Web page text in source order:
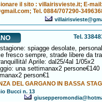
il sito : villairisvieste.it; E-
Tel. 0884/707290-
Tel.
spiagge desolate,
fresco sempre, strade libere da
Aprile: dal25/4al 1/05x2
una settimanax2 persone€140
person€1
DEL GARGANO IN BASSA
Bucci n. 13